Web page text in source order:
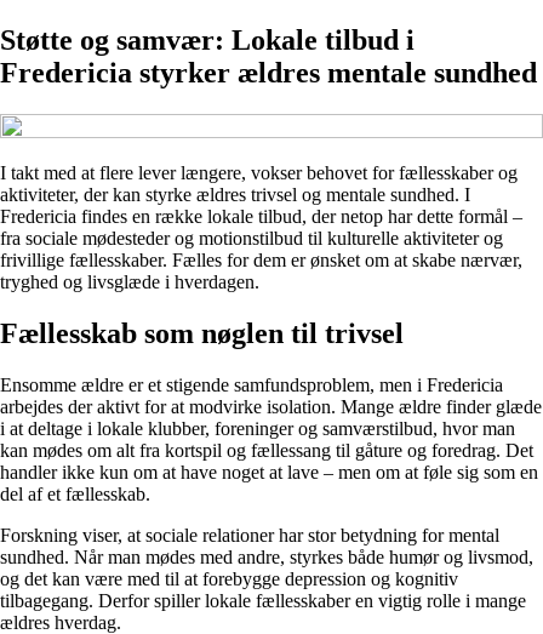
Støtte og samvær: Lokale tilbud i
Fredericia styrker ældres mentale sundhed
I takt med at flere lever længere, vokser behovet for fællesskaber og
aktiviteter, der kan styrke ældres trivsel og mentale sundhed. I
Fredericia findes en række lokale tilbud, der netop har dette formål –
fra sociale mødesteder og motionstilbud til kulturelle aktiviteter og
frivillige fællesskaber. Fælles for dem er ønsket om at skabe nærvær,
tryghed og livsglæde i hverdagen.
Fællesskab som nøglen til trivsel
Ensomme ældre er et stigende samfundsproblem, men i Fredericia
arbejdes der aktivt for at modvirke isolation. Mange ældre finder glæde
i at deltage i lokale klubber, foreninger og samværstilbud, hvor man
kan mødes om alt fra kortspil og fællessang til gåture og foredrag. Det
handler ikke kun om at have noget at lave – men om at føle sig som en
del af et fællesskab.
Forskning viser, at sociale relationer har stor betydning for mental
sundhed. Når man mødes med andre, styrkes både humør og livsmod,
og det kan være med til at forebygge depression og kognitiv
tilbagegang. Derfor spiller lokale fællesskaber en vigtig rolle i mange
ældres hverdag.